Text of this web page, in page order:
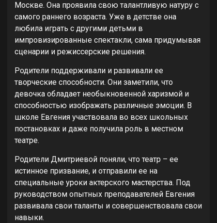
Москве. Она проявила свою талантливую натуру с
самого раннего возраста. Уже в детстве она
любила играть с другими детьми в
импровизированные спектакли, сама придумывая
сценарии и режиссерские решения.
Родители поддерживали и развивали ее
творческие способности. Они заметили, что
девочка обладает необыкновенной харизмой и
способностью изображать различные эмоции. В
школе Евгения участвовала во всех школьных
постановках и даже получила роль в местном
театре.
Родители Дмитриевой поняли, что театр – ее
истинное призвание, и отправили ее на
специальные уроки актерского мастерства. Под
руководством опытных преподавателей Евгения
развивала свои таланты и совершенствовала свои
навыки.